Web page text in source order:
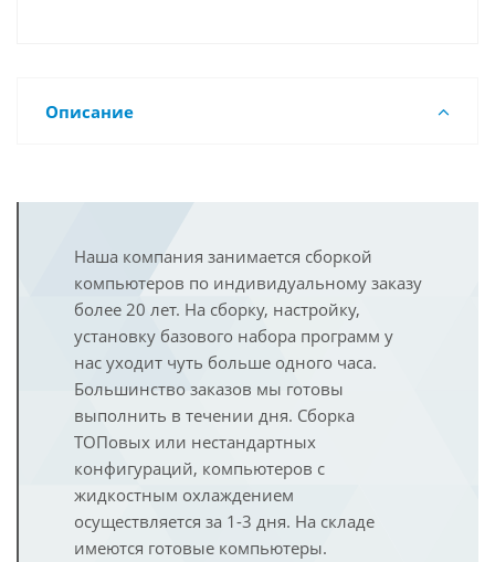
Описание
Наша компания занимается сборкой
компьютеров по индивидуальному заказу
более 20 лет. На сборку, настройку,
установку базового набора программ у
нас уходит чуть больше одного часа.
Большинство заказов мы готовы
выполнить в течении дня. Сборка
ТОПовых или нестандартных
конфигураций, компьютеров с
жидкостным охлаждением
осуществляется за 1-3 дня. На складе
имеются готовые компьютеры.